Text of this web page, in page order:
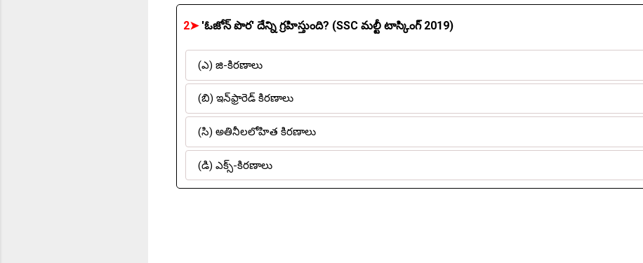
2➤ 'ఓజోన్ పొర' దేన్ని గ్రహిస్తుంది? (SSC మల్టీ టాస్కింగ్ 2019)
(ఎ) జి-కిరణాలు
(బి) ఇన్‌ఫ్రారెడ్ కిరణాలు
(సి) అతినీలలోహిత కిరణాలు
(డి) ఎక్స్-కిరణాలు